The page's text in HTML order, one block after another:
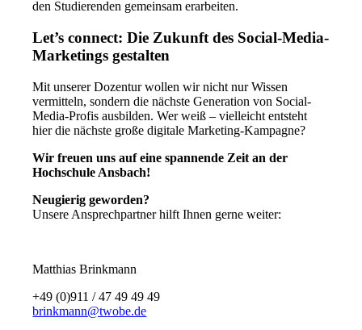
den Studierenden gemeinsam erarbeiten.
Let’s connect: Die Zukunft des Social-Media-
Marketings gestalten
Mit unserer Dozentur wollen wir nicht nur Wissen
vermitteln, sondern die nächste Generation von Social-
Media-Profis ausbilden. Wer weiß – vielleicht entsteht
hier die nächste große digitale Marketing-Kampagne?
Wir freuen uns auf eine spannende Zeit an der
Hochschule Ansbach!
Neugierig geworden?
Unsere Ansprechpartner hilft Ihnen gerne weiter:
Matthias Brinkmann
+49 (0)911 / 47 49 49 49
brinkmann@twobe.de